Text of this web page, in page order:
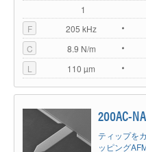
1
F
205 kHz
C
8.9 N/m
L
110 µm
200AC-NA
ティップを
ッピング